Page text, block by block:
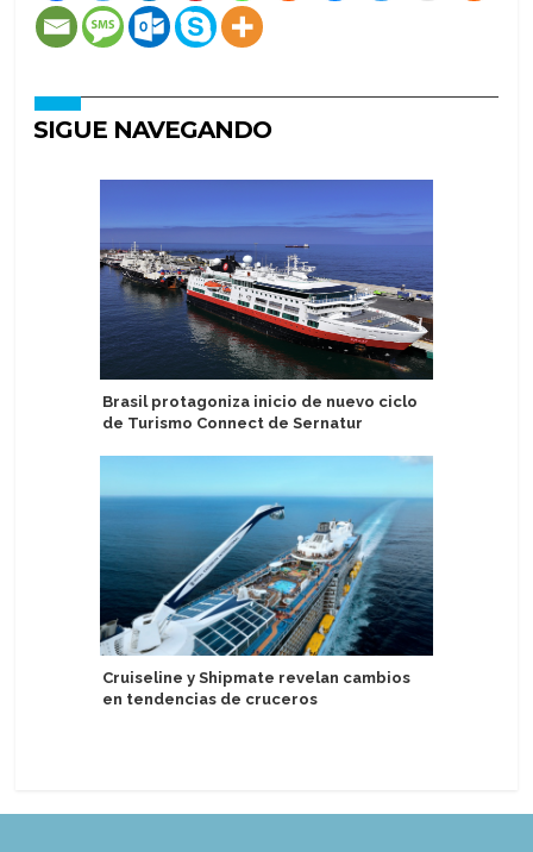
SIGUE NAVEGANDO
Brasil protagoniza inicio de nuevo ciclo
de Turismo Connect de Sernatur
Cruiseline y Shipmate revelan cambios
en tendencias de cruceros